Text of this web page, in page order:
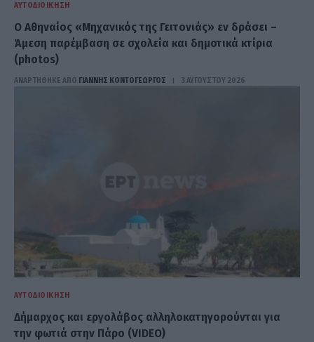
ΑΥΤΟΔΙΟΊΚΗΣΗ
Ο Αθηναίος «Μηχανικός της Γειτονιάς» εν δράσει –
Άμεση παρέμβαση σε σχολεία και δημοτικά κτίρια
(photos)
ΑΝΑΡΤΗΘΗΚΕ ΑΠΟ ΓΙΆΝΝΗΣ ΚΟΝΤΟΓΕΏΡΓΟΣ 3 ΑΥΓΟΎΣΤΟΥ 2026
ΑΥΤΟΔΙΟΊΚΗΣΗ
Δήμαρχος και εργολάβος αλληλοκατηγορούνται για
την φωτιά στην Πάρο (VIDEO)